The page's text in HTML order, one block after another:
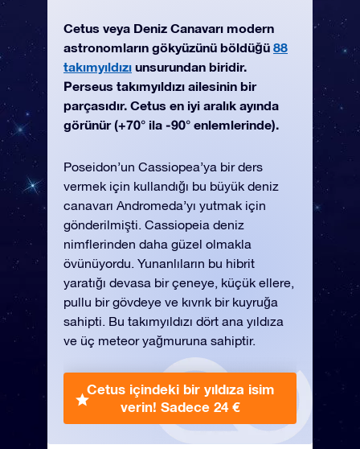
Cetus veya Deniz Canavarı modern
astronomların gökyüzünü böldüğü 88
takımyıldızı unsurundan biridir.
Perseus takımyıldızı ailesinin bir
parçasıdır. Cetus en iyi aralık ayında
görünür (+70° ila -90° enlemlerinde).
Poseidon’un Cassiopea’ya bir ders
vermek için kullandığı bu büyük deniz
canavarı Andromeda’yı yutmak için
gönderilmişti. Cassiopeia deniz
nimflerinden daha güzel olmakla
övünüyordu. Yunanlıların bu hibrit
yaratığı devasa bir çeneye, küçük ellere,
pullu bir gövdeye ve kıvrık bir kuyruğa
sahipti. Bu takımyıldızı dört ana yıldıza
ve üç meteor yağmuruna sahiptir.
Cetus içindeki bir yıldıza isim
verin! Sadece 24 €